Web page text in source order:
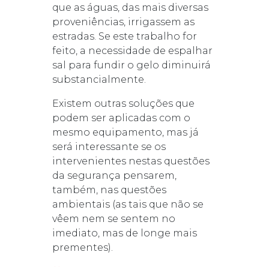
que as águas, das mais diversas
proveniências, irrigassem as
estradas. Se este trabalho for
feito, a necessidade de espalhar
sal para fundir o gelo diminuirá
substancialmente.
Existem outras soluções que
podem ser aplicadas com o
mesmo equipamento, mas já
será interessante se os
intervenientes nestas questões
da segurança pensarem,
também, nas questões
ambientais (as tais que não se
vêem nem se sentem no
imediato, mas de longe mais
prementes).